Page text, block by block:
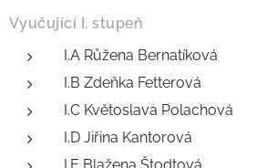
Vyučující I. stupeň
I.A Růžena Bernatíková
I.B Zdeňka Fetterová
I.C Květoslava Polachová
I.D Jiřina Kantorová